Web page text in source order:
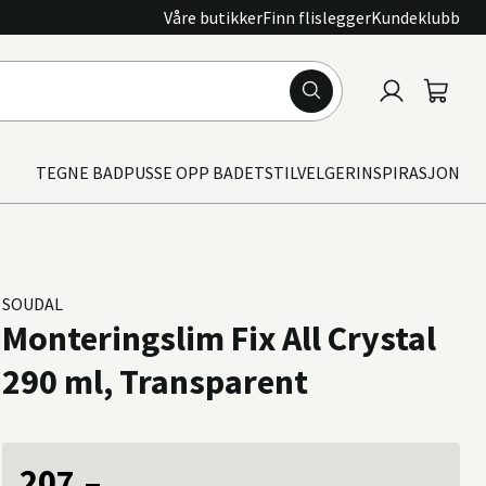
Våre butikkerFinn flisleggerKundeklubb
TEGNE BADPUSSE OPP BADETSTILVELGERINSPIRASJON
SOUDAL
Monteringslim Fix All Crystal
290 ml, Transparent